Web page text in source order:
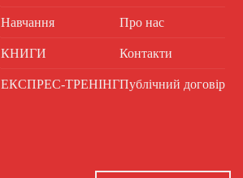
Навчання
КНИГИ
ЕКСПРЕС-ТРЕНІНГ
Про нас
Контакти
Публічний договір